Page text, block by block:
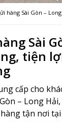
hàng Sài Gòn –
Sài
tiện
cấp cho
– Long
tận nơi